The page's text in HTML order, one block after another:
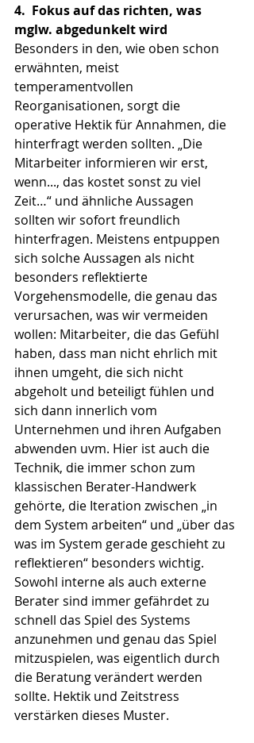
4. Fokus auf das richten, was
mglw. abgedunkelt wird
Besonders in den, wie oben schon
erwähnten, meist
temperamentvollen
Reorganisationen, sorgt die
operative Hektik für Annahmen, die
hinterfragt werden sollten. „Die
Mitarbeiter informieren wir erst,
wenn..., das kostet sonst zu viel
Zeit…“ und ähnliche Aussagen
sollten wir sofort freundlich
hinterfragen. Meistens entpuppen
sich solche Aussagen als nicht
besonders reflektierte
Vorgehensmodelle, die genau das
verursachen, was wir vermeiden
wollen: Mitarbeiter, die das Gefühl
haben, dass man nicht ehrlich mit
ihnen umgeht, die sich nicht
abgeholt und beteiligt fühlen und
sich dann innerlich vom
Unternehmen und ihren Aufgaben
abwenden uvm. Hier ist auch die
Technik, die immer schon zum
klassischen Berater-Handwerk
gehörte, die Iteration zwischen „in
dem System arbeiten“ und „über das
was im System gerade geschieht zu
reflektieren“ besonders wichtig.
Sowohl interne als auch externe
Berater sind immer gefährdet zu
schnell das Spiel des Systems
anzunehmen und genau das Spiel
mitzuspielen, was eigentlich durch
die Beratung verändert werden
sollte. Hektik und Zeitstress
verstärken dieses Muster.